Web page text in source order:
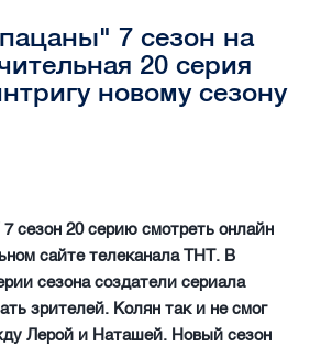
7 сезон на
20 серия
новому сезону
сезон 20 серию смотреть онлайн
сайте телеканала ТНТ. В
сезона создатели сериала
зрителей. Колян так и не смог
Лерой и Наташей. Новый сезон